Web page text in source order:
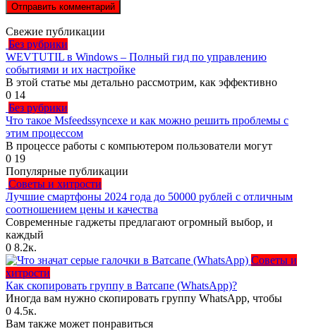
Свежие публикации
Без рубрики
WEVTUTIL в Windows – Полный гид по управлению
событиями и их настройке
В этой статье мы детально рассмотрим, как эффективно
0 14
Без рубрики
Что такое Msfeedssyncexe и как можно решить проблемы с
этим процессом
В процессе работы с компьютером пользователи могут
0 19
Популярные публикации
Советы и хитрости
Лучшие смартфоны 2024 года до 50000 рублей с отличным
соотношением цены и качества
Современные гаджеты предлагают огромный выбор, и
каждый
0 8.2к.
Советы и
хитрости
Как скопировать группу в Ватсапе (WhatsApp)?
Иногда вам нужно скопировать группу WhatsApp, чтобы
0 4.5к.
Вам также может понравиться